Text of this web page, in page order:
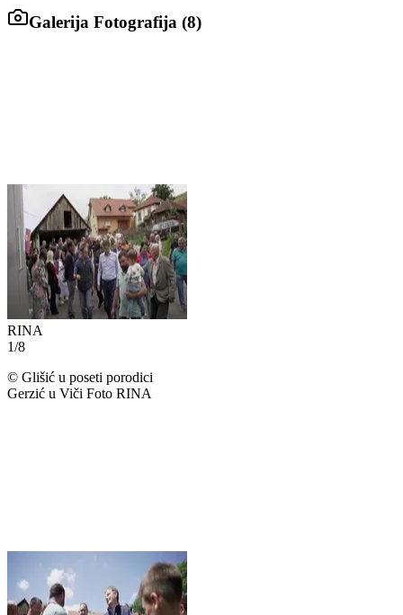
Galerija Fotografija (8)
RINA
1/8
© Glišić u poseti porodici
Gerzić u Viči Foto RINA